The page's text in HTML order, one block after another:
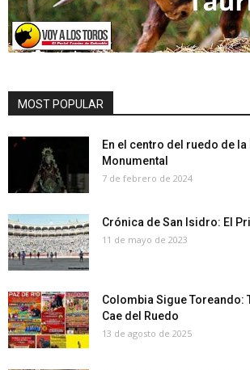
MOST POPULAR
En el centro del ruedo de
Monumental
7 de febrero de 2024
Crónica de San Isidro: El
11 de mayo de 2023
Colombia Sigue Toreando:
Cae del Ruedo
13 de agosto de 2025